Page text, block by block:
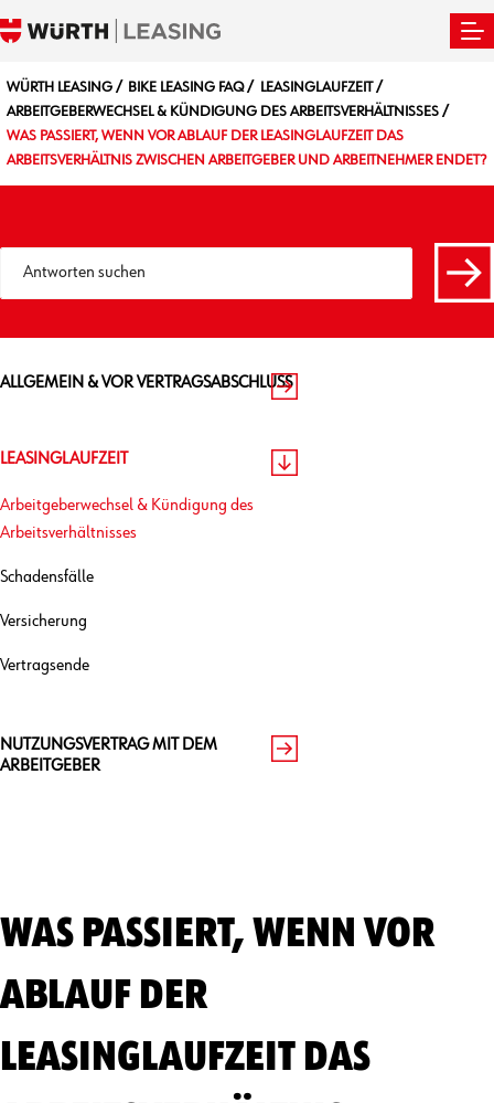
WÜRTH LEASING BIKE LEASING FAQ
LEASINGLAUFZEIT
ARBEITGEBERWECHSEL & KÜNDIGUNG DES ARBEITSVERHÄLTNISSES
WAS PASSIERT, WENN VOR ABLAUF DER LEASINGLAUFZEIT DAS
ARBEITSVERHÄLTNIS ZWISCHEN ARBEITGEBER UND ARBEITNEHMER ENDET?
WAS PASSIERT, WENN VOR
ABLAUF DER
LEASINGLAUFZEIT DAS
ALLGEMEIN & VOR VERTRAGSABSCHLUSS
LEASINGLAUFZEIT
Arbeitgeberwechsel & Kündigung des
Arbeitsverhältnisses
Schadensfälle
Versicherung
Vertragsende
NUTZUNGSVERTRAG MIT DEM
ARBEITGEBER